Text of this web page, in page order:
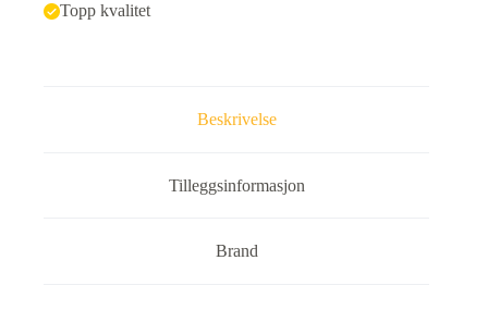
Topp kvalitet
Beskrivelse
Tilleggsinformasjon
Brand